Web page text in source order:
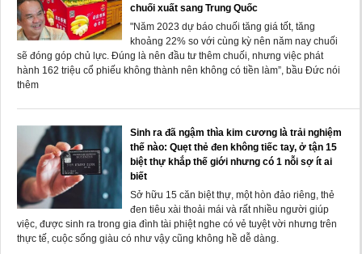
chuối xuất sang Trung Quốc
"Năm 2023 dự báo chuối tăng giá tốt, tăng
khoảng 22% so với cùng kỳ nên năm nay chuối
sẽ đóng góp chủ lực. Đúng là nên đầu tư thêm chuối, nhưng việc phát
hành 162 triệu cổ phiếu không thành nên không có tiền làm”, bầu Đức nói
thêm
Sinh ra đã ngậm thìa kim cương là trải nghiệm
thế nào: Quẹt thẻ đen không tiếc tay, ở tận 15
biệt thự khắp thế giới nhưng có 1 nỗi sợ ít ai
biết
Sở hữu 15 căn biệt thự, một hòn đảo riêng, thẻ
đen tiêu xài thoải mái và rất nhiều người giúp
việc, được sinh ra trong gia đình tài phiệt nghe có vẻ tuyệt vời nhưng trên
thực tế, cuộc sống giàu có như vậy cũng không hề dễ dàng.